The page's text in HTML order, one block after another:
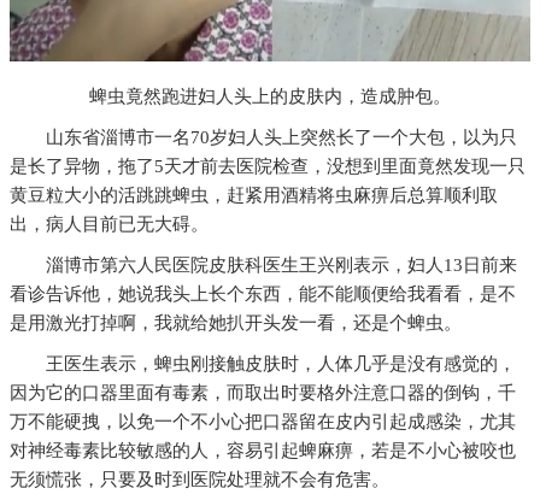
蜱虫竟然跑进妇人头上的皮肤内，造成肿包。
山东省淄博市一名70岁妇人头上突然长了一个大包，以为只
是长了异物，拖了5天才前去医院检查，没想到里面竟然发现一只
黄豆粒大小的活跳跳蜱虫，赶紧用酒精将虫麻痹后总算顺利取
出，病人目前已无大碍。
淄博市第六人民医院皮肤科医生王兴刚表示，妇人13日前来
看诊告诉他，她说我头上长个东西，能不能顺便给我看看，是不
是用激光打掉啊，我就给她扒开头发一看，还是个蜱虫。
王医生表示，蜱虫刚接触皮肤时，人体几乎是没有感觉的，
因为它的口器里面有毒素，而取出时要格外注意口器的倒钩，千
万不能硬拽，以免一个不小心把口器留在皮内引起成感染，尤其
对神经毒素比较敏感的人，容易引起蜱麻痹，若是不小心被咬也
无须慌张，只要及时到医院处理就不会有危害。